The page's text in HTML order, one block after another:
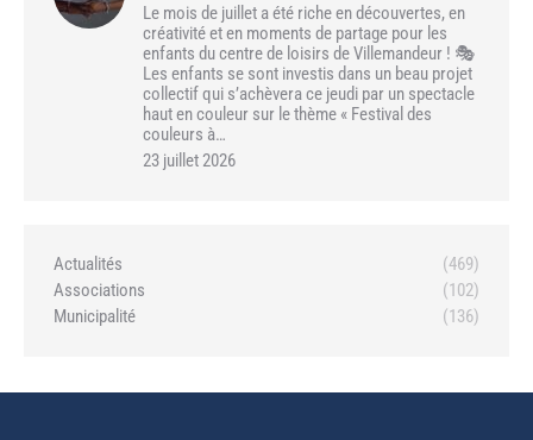
Le mois de juillet a été riche en découvertes, en
créativité et en moments de partage pour les
enfants du centre de loisirs de Villemandeur ! 🎭
Les enfants se sont investis dans un beau projet
collectif qui s’achèvera ce jeudi par un spectacle
haut en couleur sur le thème « Festival des
couleurs à…
23 juillet 2026
Actualités
(469)
Associations
(102)
Municipalité
(136)